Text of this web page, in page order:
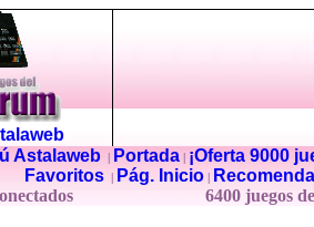
Astalaweb| Portada|
¡Oferta 9000
Favoritos
Pág. Inicio
6400 juegos